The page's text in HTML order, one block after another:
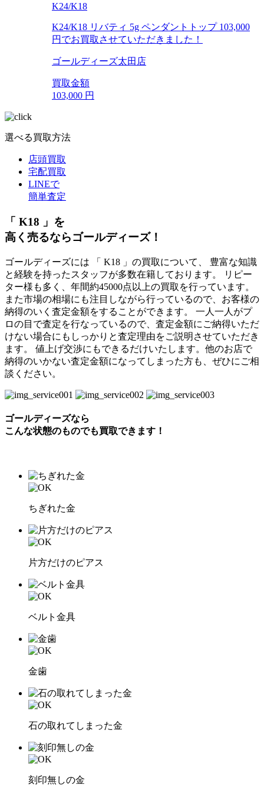
K24/K18
K24/K18 リバティ 5g ペンダントトップ 103,000
円でお買取させていただきました！
ゴールディーズ太田店
買取金額
103,000 円
選べる買取方法
店頭買取
宅配買取
LINEで
簡単査定
「 K18 」を
高く売るならゴールディーズ！
ゴールディーズには 「 K18 」の買取について、 豊富な知識
と経験を持ったスタッフが多数在籍しております。 リピー
ター様も多く、年間約45000点以上の買取を行っています。
また市場の相場にも注目しながら行っているので、お客様の
納得のいく査定金額をすることができます。 一人一人がプ
ロの目で査定を行なっているので、査定金額にご納得いただ
けない場合にもしっかりと査定理由をご説明させていただき
ます。 値上げ交渉にもできるだけいたします。他のお店で
納得のいかない査定金額になってしまった方も、ぜひにご相
談ください。
ゴールディーズなら
こんな状態のものでも買取できます！
ちぎれた金
片方だけのピアス
ベルト金具
金歯
石の取れてしまった金
刻印無しの金